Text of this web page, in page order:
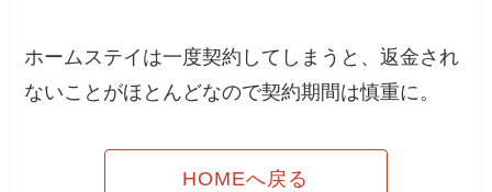
ホームステイは一度契約してしまうと、返金され
ないことがほとんどなので契約期間は慎重に。
HOMEへ戻る